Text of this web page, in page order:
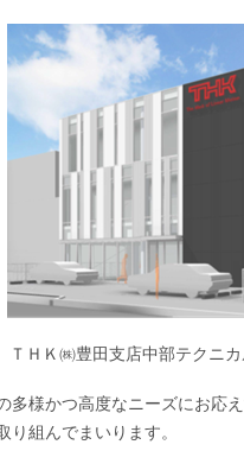
ＴＨＫ㈱豊田支店中部テクニ
多様かつ高度なニーズにお応
組んでまいります。